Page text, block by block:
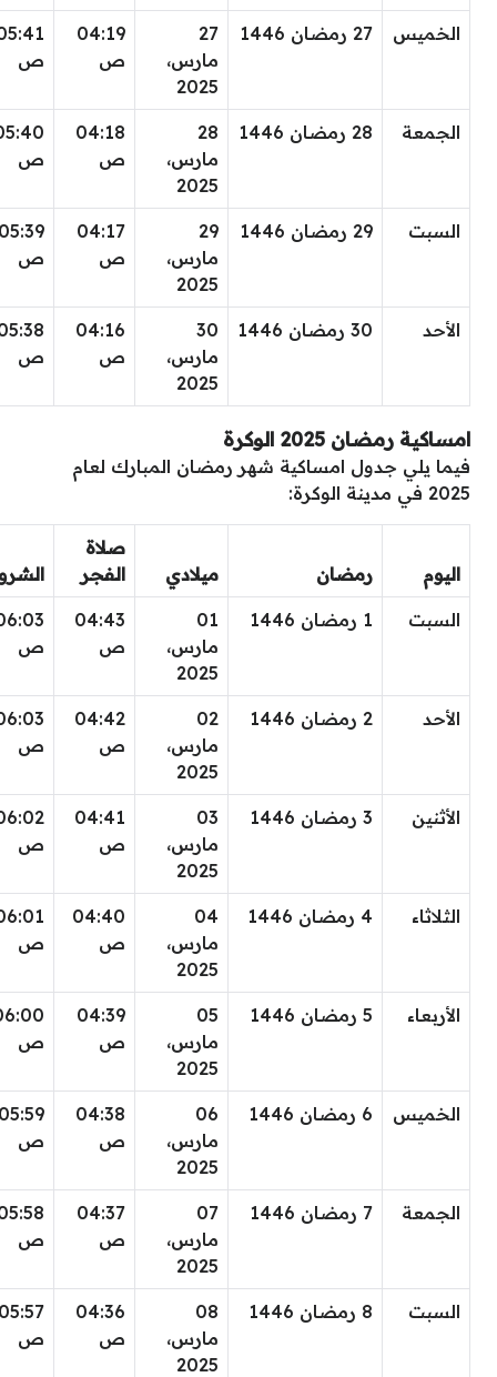
الخميس 27 رمضان 1446
27
مارس،
2025
04:19
ص
ص
الجمعة 28 رمضان 1446
28
مارس،
2025
04:18
ص
ص
السبت 29 رمضان 1446
29
مارس،
2025
04:17
ص
ص
الأحد 30 رمضان 1446
30
مارس،
2025
04:16
ص
ص
امساكية رمضان 2025 الوكرة
فيما يلي جدول امساكية شهر رمضان المبارك لعام
2025 في مدينة الوكرة:
اليوم رمضان ميلادي
صلاة
الفجر
السبت 1 رمضان 1446
01
مارس،
2025
04:43
ص
ص
الأحد 2 رمضان 1446
02
مارس،
2025
04:42
ص
ص
الأثنين 3 رمضان 1446
03
مارس،
2025
04:41
ص
ص
الثلاثاء 4 رمضان 1446
04
مارس،
2025
04:40
ص
ص
الأربعاء 5 رمضان 1446
05
مارس،
2025
04:39
ص
ص
الخميس 6 رمضان 1446
06
مارس،
2025
04:38
ص
ص
الجمعة 7 رمضان 1446
07
مارس،
2025
04:37
ص
ص
السبت 8 رمضان 1446
08
مارس،
2025
04:36
ص
ص